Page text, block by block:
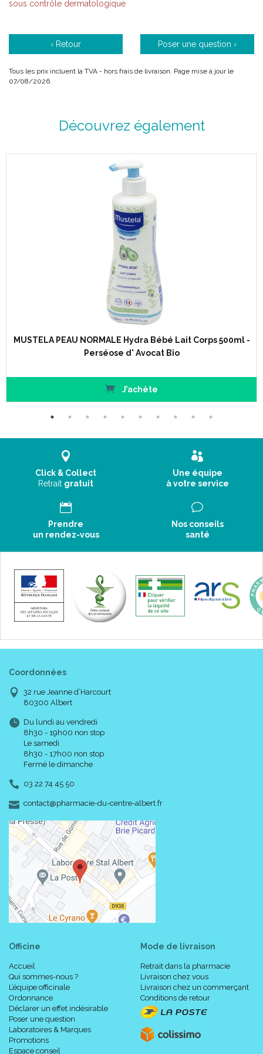
sous contrôle dermatologique
‹ Retour Poser une question ›
Tous les prix incluent la TVA - hors frais de livraison. Page mise à jour le
07/08/2026.
Découvrez également
MUSTELA PEAU NORMALE Hydra Bébé Lait Corps 500ml -
Perséose d' Avocat Bio
J’achète
Click & Collect
Retrait gratuit
Une équipe
à votre service
Prendre
un rendez-vous
Nos conseils
santé
Coordonnées
32 rue Jeanne d’Harcourt
80300 Albert
Du lundi au vendredi
8h30 - 19h00 non stop
Le samedi
8h30 - 17h00 non stop
Fermé le dimanche
03 22 74 45 50
contact-
@-
pharmacie-du-centre-albert.fr
Officine
Accueil
Qui sommes-nous ?
L’équipe officinale
Ordonnance
Déclarer un effet indésirable
Poser une question
Laboratoires & Marques
Promotions
Espace conseil
Mode de livraison
Retrait dans la pharmacie
Livraison chez vous
Livraison chez un commerçant
Conditions de retour